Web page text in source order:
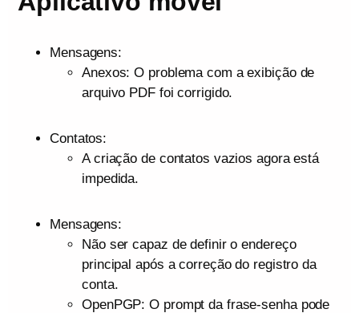
Mensagens:
Anexos: O problema com a exibição de
arquivo PDF foi corrigido.
Contatos:
A criação de contatos vazios agora está
impedida.
Mensagens:
Não ser capaz de definir o endereço
principal após a correção do registro da
conta.
OpenPGP: O prompt da frase-senha pode